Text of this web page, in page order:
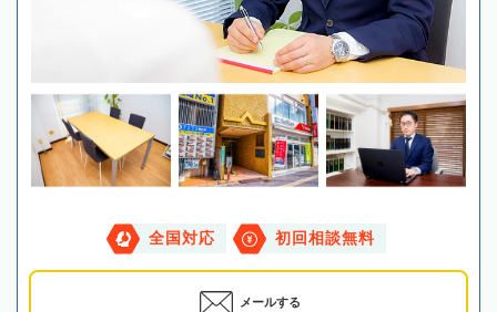
全国対応 初回相談無料
メールする